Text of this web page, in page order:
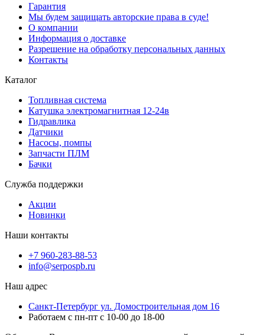
Гарантия
Мы будем защищать авторские права в суде!
О компании
Информация о доставке
Разрешение на обработку персональных данных
Контакты
Каталог
Топливная система
Катушка электромагнитная 12-24в
Гидравлика
Датчики
Насосы, помпы
Запчасти ПЛМ
Бачки
Служба поддержки
Акции
Новинки
Наши контакты
+7 960-283-88-53
info@serpospb.ru
Наш адрес
Санкт-Петербург ул. Домостроительная дом 16
Работаем с пн-пт с 10-00 до 18-00